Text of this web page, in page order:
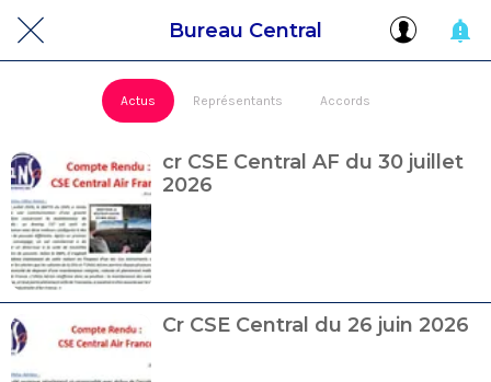
Bureau Central
Actus Représentants Accords
cr CSE Central AF du 30 juillet
2026
Cr CSE Central du 26 juin 2026